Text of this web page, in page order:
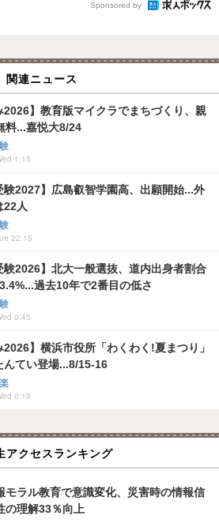
Sponsored by
関連ニュース
2026】教育版マイクラでまちづくり、親
料...嘉悦大8/24
1:15
験2027】広島叡智学園高、出願開始...外
22人
22:15
験2026】北大一般選抜、道内出身者割合
過去10年で2番目の低さ
0:45
2026】横浜市役所「わくわく!夏まつり」
んてい登場...8/15-16
0:15
アクセスランキング
モラル教育で意識変化、災害時の情報信
の理解33％向上